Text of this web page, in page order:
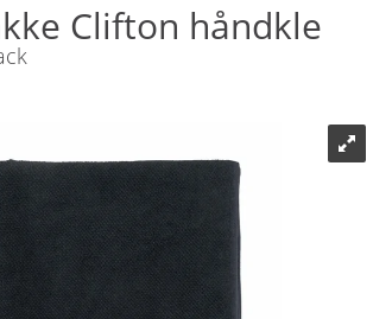
Clifton håndkle